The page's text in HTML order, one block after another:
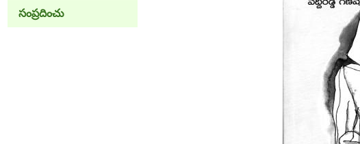
సంప్రదించు